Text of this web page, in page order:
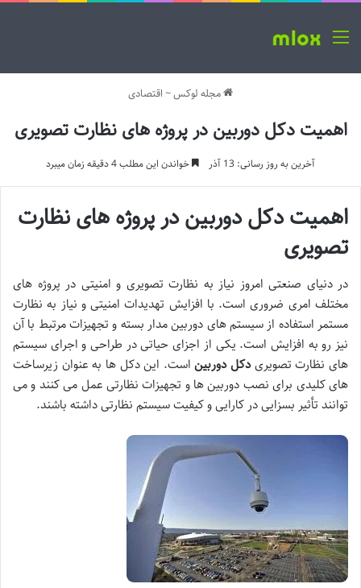
منو
مجله لوکس~ اقتصادی
اهمیت دکل دوربین در پروژه های نظارت تصویری
آخرین به روز رسانی: 13 آذر خواندن این مطلب 4 دقیقه زمان میبرد
اهمیت دکل دوربین در پروژه های نظارت
تصویری
در دنیای صنعتی امروز نیاز به نظارت تصویری و امنیتی در پروژه های
مختلف امری ضروری است. با افزایش تهدیدات امنیتی و نیاز به نظارت
مستمر استفاده از سیستم های دوربین مدار بسته و تجهیزات مرتبط با آن
نیز رو به افزایش است. یکی از اجزای حیاتی در طراحی و اجرای سیستم
های نظارت تصویریدکل دوربیناست. این دکل ها به عنوان زیرساخت
های کلیدی برای نصب دوربین ها و تجهیزات نظارتی عمل می کنند و می
توانند تأثیر بسزایی در کارایی و کیفیت سیستم نظارتی داشته باشند.